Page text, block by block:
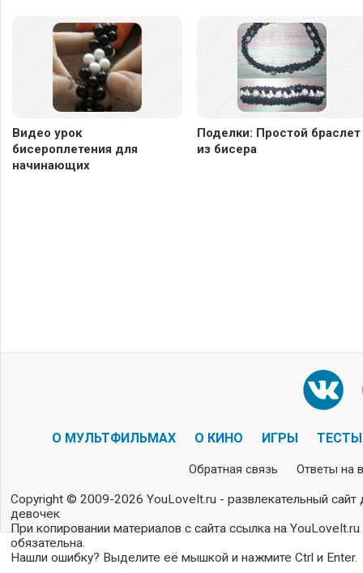
Видео урок
бисероплетения для
начинающих
Поделки: Простой браслет
из бисера
О МУЛЬТФИЛЬМАХ О КИНО ИГРЫ ТЕСТЫ
Обратная связь Ответы на
Copyright © 2009-2026 YouLoveIt.ru - развлекательный сайт
девочек
При копировании материалов с сайта ссылка на YouLoveIt.ru
обязательна.
Нашли ошибку? Выделите её мышкой и нажмите Ctrl и Enter.